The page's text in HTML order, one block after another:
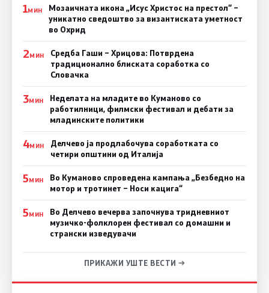
1МИН
Мозаичната икона „Исус Христос на престол“ –
уникатно сведоштво за византиската уметност
во Охрид
2МИН
Средба Гаши – Хрицова: Потврдена
традиционално блиската соработка со
Словачка
3МИН
Неделата на младите во Куманово со
работилници, филмски фестивал и дебати за
младинските политики
4МИН
Делчево ја продлабочува соработката со
четири општини од Италија
5МИН
Во Куманово спроведена кампања „Безбедно на
мотор и тротинет – Носи кацига“
5МИН
Во Делчево вечерва започнува тридневниот
музичко-фолклорен фестивал со домашни и
странски изведувачи
ПРИКАЖИ УШТЕ ВЕСТИ →